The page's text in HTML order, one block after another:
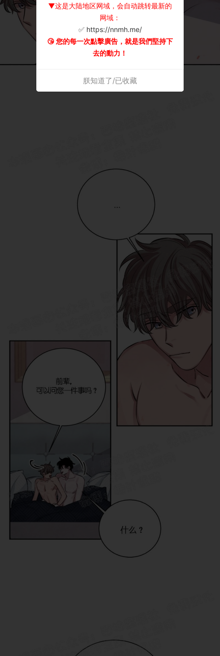
▼这是大陆地区网域，会自动跳转最新的
网域：
✅ https://nnmh.me/
😘 您的每一次點擊廣告，就是我們堅持下
去的動力！
朕知道了/已收藏